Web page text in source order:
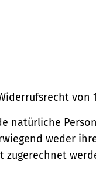
von
natürliche
weder